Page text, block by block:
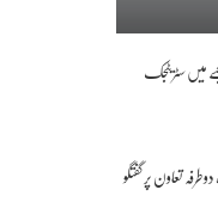
میں سٹریٹجک
تعاون پر گفتگو